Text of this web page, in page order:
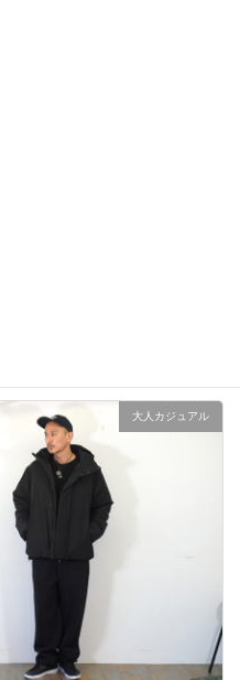
大人カジュアル